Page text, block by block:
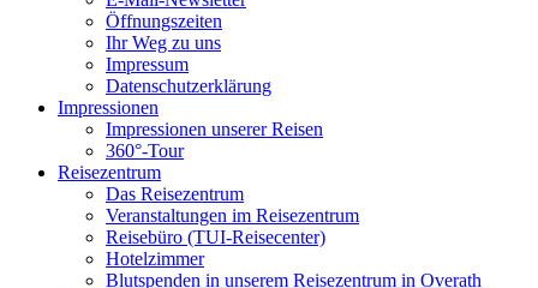
Öffnungszeiten
Ihr Weg zu uns
Impressum
Datenschutzerklärung
Impressionen
Impressionen unserer Reisen
360°-Tour
Reisezentrum
Das Reisezentrum
Veranstaltungen im Reisezentrum
Reisebüro (TUI-Reisecenter)
Hotelzimmer
Blutspenden in unserem Reisezentrum in Overath